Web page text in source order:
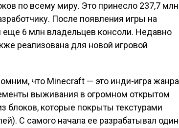
по всему миру. Это принесло 237,7 млн
После появления игры на
еще 6 млн владельцев консоли. Недавно
реализована для новой игровой
что Minecraft — это инди-игра жанра
выживания в огромном открытом
блоков, которые покрыты текстурами
С самого начала ее разрабатывал один